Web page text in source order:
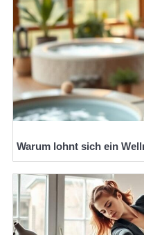
Warum lohnt sich ein